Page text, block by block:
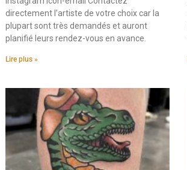
directement l’artiste de votre choix car la
plupart sont très demandés et auront
planifié leurs rendez-vous en avance.
Lire plus »